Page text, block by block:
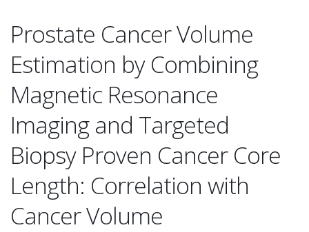
Prostate Cancer Volume
Estimation by Combining
Magnetic Resonance
Imaging and Targeted
Biopsy Proven Cancer Core
Length: Correlation with
Cancer Volume